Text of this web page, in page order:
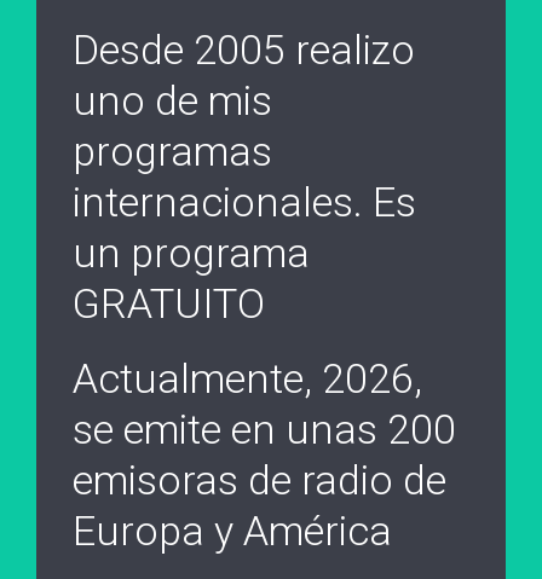
Desde 2005 realizo
uno de mis
programas
internacionales. Es
un programa
GRATUITO
Actualmente, 2026,
se emite en unas 200
emisoras de radio de
Europa y América